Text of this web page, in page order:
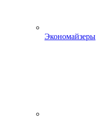
Экономайзеры